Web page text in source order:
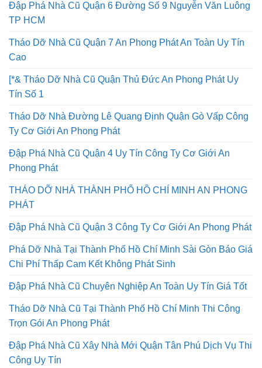
Đập Phá Nhà Cũ Quận 6 Đường Số 9 Nguyễn Văn Luông
TP HCM
Tháo Dỡ Nhà Cũ Quận 7 An Phong Phát An Toàn Uy Tín
Cao
[*& Tháo Dỡ Nhà Cũ Quận Thủ Đức An Phong Phát Uy
Tín Số 1
Tháo Dỡ Nhà Đường Lê Quang Định Quận Gò Vấp Công
Ty Cơ Giới An Phong Phát
Đập Phá Nhà Cũ Quận 4 Uy Tín Công Ty Cơ Giới An
Phong Phát
THÁO DỠ NHÀ THÀNH PHỐ HỒ CHÍ MINH AN PHONG
PHÁT
Đập Phá Nhà Cũ Quận 3 Công Ty Cơ Giới An Phong Phát
Phá Dỡ Nhà Tại Thành Phố Hồ Chí Minh Sài Gòn Báo Giá
Chi Phí Thấp Cam Kết Không Phát Sinh
Đập Phá Nhà Cũ Chuyên Nghiệp An Toàn Uy Tín Giá Tốt
Tháo Dỡ Nhà Cũ Tại Thành Phố Hồ Chí Minh Thi Công
Trọn Gói An Phong Phát
Đập Phá Nhà Cũ Xây Nhà Mới Quận Tân Phú Dịch Vụ Thi
Công Uy Tín